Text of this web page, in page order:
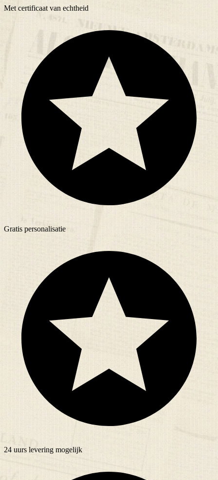
Met certificaat van echtheid
Gratis personalisatie
24 uurs levering mogelijk